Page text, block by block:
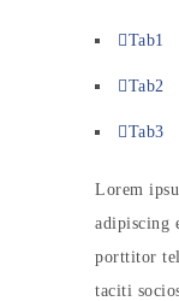
Tab1
Tab2
Tab3
Lorem
adipiscing
porttitor
taciti